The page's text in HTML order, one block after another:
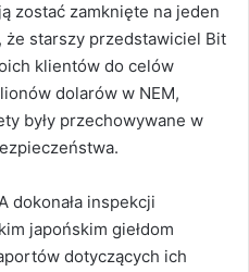
zostać zamknięte na jeden
że starszy przedstawiciel Bit
klientów do celów
dolarów w NEM,
były przechowywane w
dokonała inspekcji
japońskim giełdom
dotyczących ich